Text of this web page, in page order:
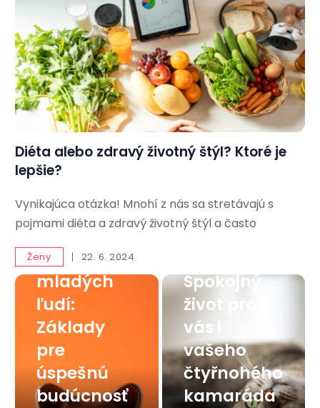
Diéta alebo zdravý životný štýl? Ktoré je
lepšie?
Vynikajúca otázka! Mnohí z nás sa stretávajú s
pojmami diéta a zdravý životný štýl a často
Ženy 22. 6. 2024
Finančná
ť pre
mladých
ľudí:
Základy
pre
úspešnú
budúcnosť
Mačka v
Spokojný
život pro
vás i
vašeho
čtyřnohého
kamaráda